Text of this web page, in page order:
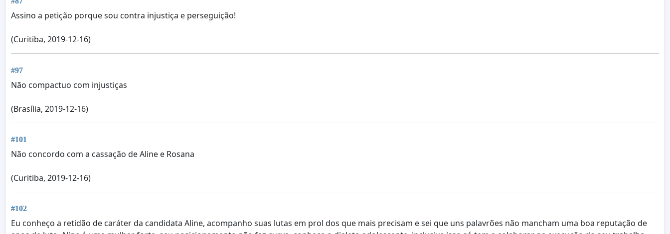
Assino a petição porque sou contra injustiça e perseguição!
(Curitiba, 2019-12-16)
#97
Não compactuo com injustiças
(Brasília, 2019-12-16)
#101
Não concordo com a cassação de Aline e Rosana
(Curitiba, 2019-12-16)
#102
Eu conheço a retidão de caráter da candidata Aline, acompanho suas lutas em prol dos que mais precisam e sei que uns palavrões não mancham uma boa reputação de